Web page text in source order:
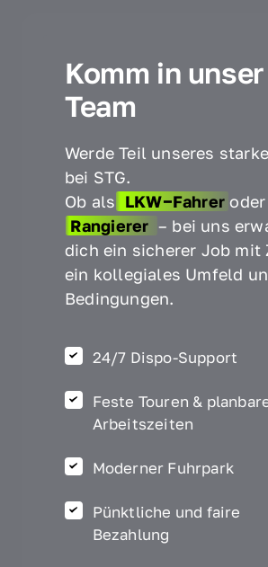
Komm in unser
Team
Werde Teil unseres
bei STG.
Ob als LKW‒Fahrer
Rangierer – bei uns
dich ein sicherer Job mit
ein kollegiales Umfeld
Bedingungen.
24/7 Dispo-Support
Feste Touren &
Arbeitszeiten
Moderner Fuhrpark
Pünktliche und faire
Bezahlung